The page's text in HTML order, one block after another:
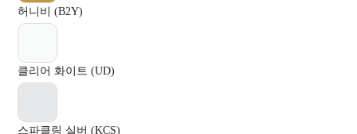
허니비 (B2Y)
클리어 화이트 (UD)
스파클링 실버 (KCS)